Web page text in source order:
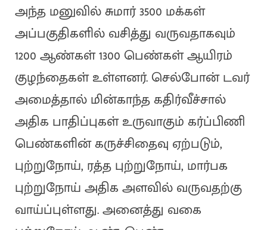
அந்த மனுவில் சுமார் 3500 மக்கள்
அப்பகுதிகளில் வசித்து வருவதாகவும்
1200 ஆண்கள் 1300 பெண்கள் ஆயிரம்
குழந்தைகள் உள்ளனர். செல்போன் டவர்
அமைத்தால் மின்காந்த கதிர்வீச்சால்
அதிக பாதிப்புகள் உருவாகும் கர்ப்பிணி
பெண்களின் கருச்சிதைவு ஏற்படும்,
புற்றுநோய், ரத்த புற்றுநோய், மார்பக
புற்றுநோய் அதிக அளவில் வருவதற்கு
வாய்ப்புள்ளது. அனைத்து வகை